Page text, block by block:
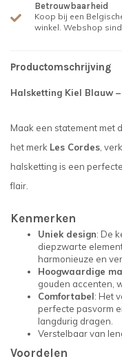
Betrouwbaarheid
Koop bij een
winkel. Webshop
Productomschrijving
Halsketting Kiel Blauw
Maak een statement met
het merk Les Cordes,
halsketting is een
flair.
Kenmerken
Uniek design: De
diepzwarte
harmonieuze en
Hoogwaardige
gouden accenten,
Comfortabel: Het
perfecte pasvorm
langdurig dragen.
Verstelbaar van
Voordelen